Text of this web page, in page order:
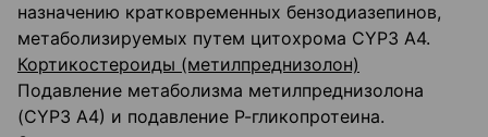
назначению кратковременных бензодиазепинов,
метаболизируемых путем цитохрома CYP3 А4.
Кортикостероиды (метилпреднизолон)
Подавление метаболизма метилпреднизолона
(CYP3 А4) и подавление Р-гликопротеина.